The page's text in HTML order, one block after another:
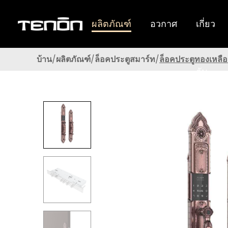
ผลิตภัณฑ์ อวกาศ เกี่ยว
บ้าน ผลิตภัณฑ์ ล็อคประตูสมาร์ท ล็อคประตูทองเหลื